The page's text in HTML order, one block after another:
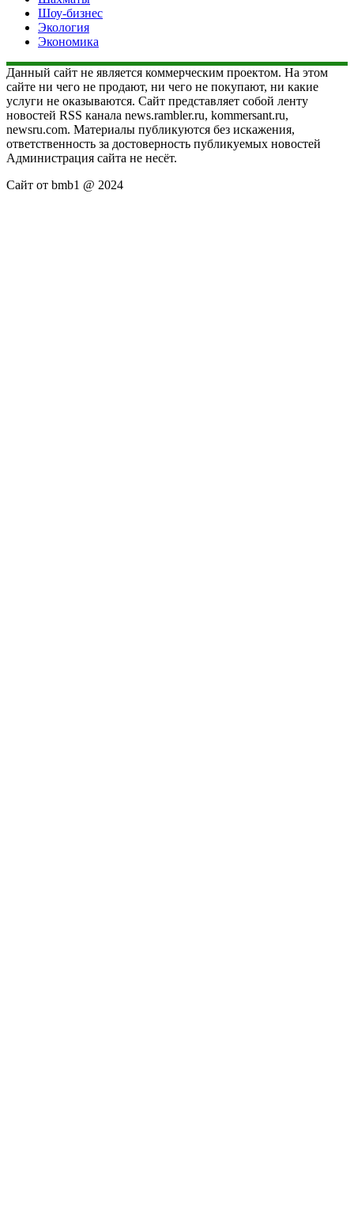
Шоу-бизнес
Экология
Экономика
Данный сайт не является коммерческим проектом. На этом
сайте ни чего не продают, ни чего не покупают, ни какие
услуги не оказываются. Сайт представляет собой ленту
новостей RSS канала news.rambler.ru, kommersant.ru,
newsru.com. Материалы публикуются без искажения,
ответственность за достоверность публикуемых новостей
Администрация сайта не несёт.
Сайт от bmb1 @ 2024